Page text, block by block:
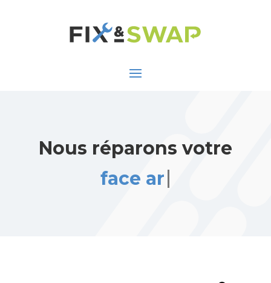
Nous réparons votre
face arrière